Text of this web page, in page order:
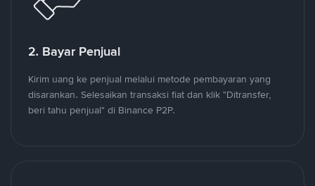
2. Bayar Penjual
Kirim uang ke penjual melalui metode pembayaran yang
disarankan. Selesaikan transaksi fiat dan klik "Ditransfer,
beri tahu penjual" di Binance P2P.